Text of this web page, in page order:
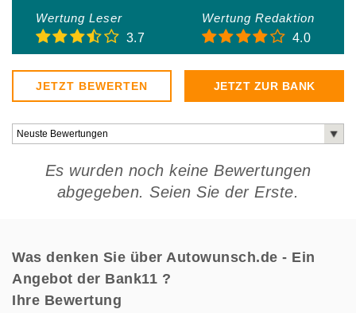
Wertung Leser
3.7
Wertung Redaktion
4.0
JETZT BEWERTEN JETZT ZUR BANK
Es wurden noch keine Bewertungen
abgegeben. Seien Sie der Erste.
Was denken Sie über Autowunsch.de - Ein
Angebot der Bank11 ?
Ihre Bewertung